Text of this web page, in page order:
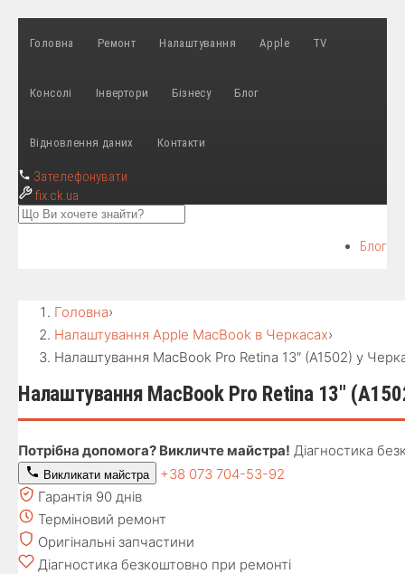
Головна Ремонт Налаштування Apple TV
Консолі Інвертори Бізнесу Блог
Відновлення даних Контакти
Зателефонувати
fix.ck.ua
Блог
Головна›
Налаштування Apple MacBook в Черкасах›
Налаштування MacBook Pro Retina 13″ (A1502) у
Налаштування MacBook Pro Retina 13″
Потрібна допомога? Викличте майстра! Діагностика
Викликати майстра
+38 073 704-53-92
Гарантія 90 днів
Терміновий ремонт
Оригінальні запчастини
Діагностика безкоштовно при ремонті